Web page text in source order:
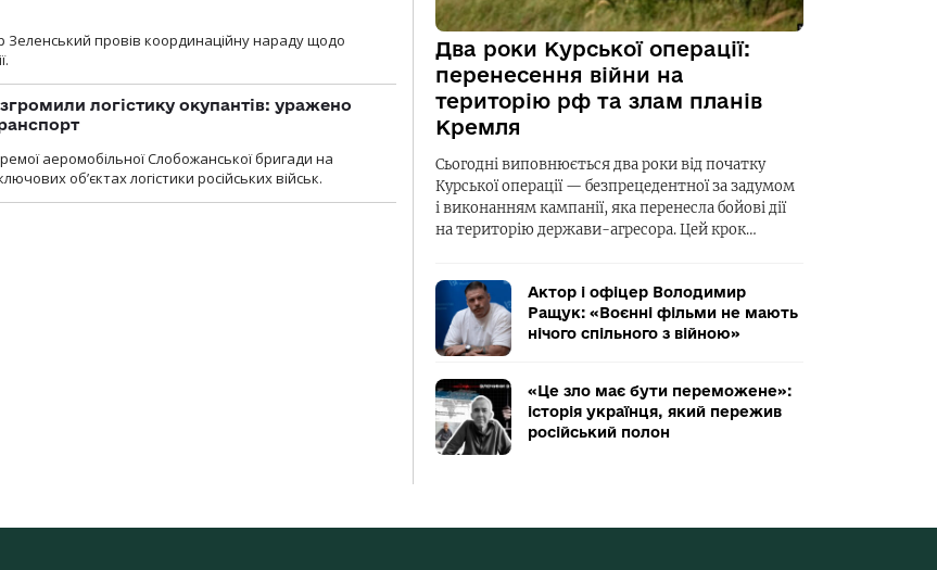
провів координаційну нараду щодо
логістику окупантів: уражено
аеромобільної Слобожанської бригади на
об’єктах логістики російських військ.
Два роки Курської операції:
перенесення війни на
територію рф та злам планів
Кремля
Сьогодні виповнюється два роки від початку
Курської операції — безпрецедентної за задумом
і виконанням кампанії, яка перенесла бойові дії
на територію держави-агресора. Цей крок…
Актор і офіцер Володимир
Ращук: «Воєнні фільми не мають
нічого спільного з війною»
«Це зло має бути переможене»:
історія українця, який пережив
російський полон